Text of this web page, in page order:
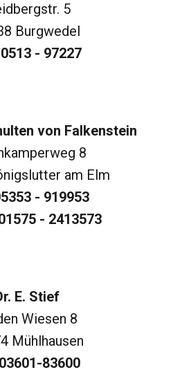
5
Burgwedel
0513 - 97227
von Falkenstein
8
am Elm
- 919953
- 2413573
E. Stief
Wiesen 8
Mühlhausen
03601-83600